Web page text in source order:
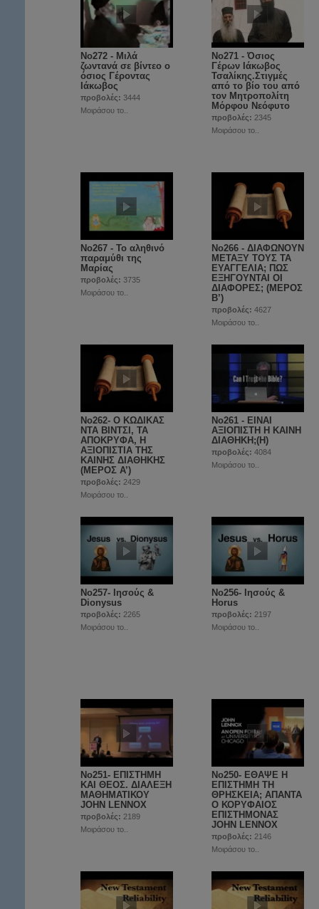
No272 - Μιλά
ζωντανά σε βίντεο ο
όσιος Γέροντας
Ιάκωβος
προβολές: 3444
Μοιράσου το..
No271 - Όσιος
Γέρων Ιάκωβος
Τσαλίκης.Στιγμές
από το βίο του από
τον Μητροπολίτη
Μόρφου Νεόφυτο
προβολές: 2345
Μοιράσου το..
No267 - Το αληθινό
παραμύθι της
Μαρίας
προβολές: 3735
Μοιράσου το..
No266 - ΔΙΑΦΩΝΟΥΝ
ΜΕΤΑΞΥ ΤΟΥΣ ΤΑ
ΕΥΑΓΓΕΛΙΑ; ΠΩΣ
ΕΞΗΓΟΥΝΤΑΙ ΟΙ
ΔΙΑΦΟΡΕΣ; (ΜΕΡΟΣ
Β’)
προβολές: 4627
Μοιράσου το..
No262- Ο ΚΩΔΙΚΑΣ
ΝΤΑ ΒΙΝΤΣΙ, ΤΑ
ΑΠΟΚΡΥΦΑ, Η
ΑΞΙΟΠΙΣΤΙΑ ΤΗΣ
ΚΑΙΝΗΣ ΔΙΑΘΗΚΗΣ
(ΜΕΡΟΣ A’)
προβολές: 2429
Μοιράσου το..
No261 - ΕΙΝΑΙ
ΑΞΙΟΠΙΣΤΗ Η ΚΑΙΝΗ
ΔΙΑΘΗΚΗ;(Η)
προβολές: 4084
Μοιράσου το..
No257- Ιησούς &
Dionysus
προβολές: 2265
Μοιράσου το..
No256- Ιησούς &
Horus
προβολές: 2197
Μοιράσου το..
No251- ΕΠΙΣΤΗΜΗ
ΚΑΙ ΘΕΟΣ. ΔΙΑΛΕΞΗ
ΜΑΘΗΜΑΤΙΚΟΥ
JOHN LENNOX
προβολές: 2189
Μοιράσου το..
Νο250- ΕΘΑΨΕ Η
ΕΠΙΣΤΗΜΗ ΤΗ
ΘΡΗΣΚΕΙΑ; ΑΠΑΝΤΑ
Ο ΚΟΡΥΦΑΙΟΣ
EΠΙΣΤΗΜΟΝΑΣ
JOHN LENNOX
προβολές: 2146
Μοιράσου το..